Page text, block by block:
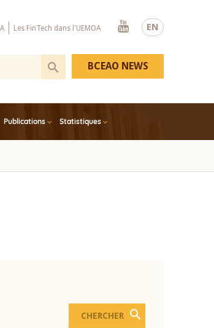
EN
Les FinTech dans l'UEMOA
Youtube
Publications Statistiques
BCEAO NEWS